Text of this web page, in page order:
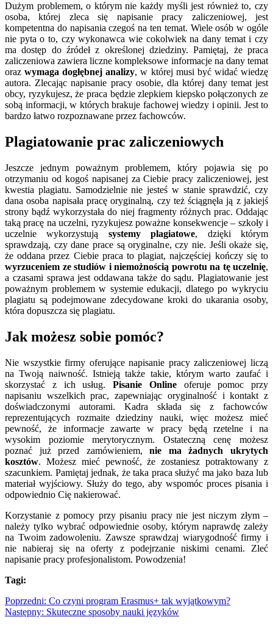
Dużym problemem, o którym nie każdy myśli jest również to, czy
osoba, której zleca się napisanie pracy zaliczeniowej, jest
kompetentna do napisania czegoś na ten temat. Wiele osób w ogóle
nie pyta o to, czy wykonawca wie cokolwiek na dany temat i czy
ma dostęp do źródeł z określonej dziedziny. Pamiętaj, że praca
zaliczeniowa zawiera liczne kompleksowe informacje na dany temat
orazwymaga dogłębnej analizy, w której musi być widać wiedzę
autora. Zlecając napisanie pracy osobie, dla której dany temat jest
obcy, ryzykujesz, że praca będzie zlepkiem kiepsko połączonych ze
sobą informacji, w których brakuje fachowej wiedzy i opinii. Jest to
bardzo łatwo rozpoznawane przez fachowców.
Plagiatowanie prac zaliczeniowych
Jeszcze jednym poważnym problemem, który pojawia się po
otrzymaniu od kogoś napisanej za Ciebie pracy zaliczeniowej, jest
kwestia plagiatu. Samodzielnie nie jesteś w stanie sprawdzić, czy
dana osoba napisała pracę oryginalną, czy też ściągnęła ją z jakiejś
strony bądź wykorzystała do niej fragmenty różnych prac. Oddając
taką pracę na uczelni, ryzykujesz poważne konsekwencje – szkoły i
uczelnie wykorzystują systemy plagiatowe, dzięki którym
sprawdzają, czy dane prace są oryginalne, czy nie. Jeśli okaże się,
że oddana przez Ciebie praca to plagiat, najczęściej kończy się to
wyrzuceniem ze studiów i niemożnością powrotu na tę uczelnię,
a czasami sprawa jest oddawana także do sądu. Plagiatowanie jest
poważnym problemem w systemie edukacji, dlatego po wykryciu
plagiatu są podejmowane zdecydowane kroki do ukarania osoby,
która dopuszcza się plagiatu.
Jak możesz sobie pomóc?
Nie wszystkie firmy oferujące napisanie pracy zaliczeniowej liczą
na Twoją naiwność. Istnieją także takie, którym warto zaufać i
skorzystać z ich usług. Pisanie Onlineoferuje pomoc przy
napisaniu wszelkich prac, zapewniając oryginalność i kontakt z
doświadczonymi autorami. Kadra składa się z fachowców
reprezentujących rozmaite dziedziny nauki, więc możesz mieć
pewność, że informacje zawarte w pracy będą rzetelne i na
wysokim poziomie merytorycznym. Ostateczną cenę możesz
poznać już przed zamówieniem,nie ma żadnych ukrytych
kosztów. Możesz mieć pewność, że zostaniesz potraktowany z
szacunkiem. Pamiętaj jednak, że taka praca służyć ma jako baza lub
materiał wyjściowy. Służy do tego, aby wspomóc proces pisania i
odpowiednio Cię nakierować.
Korzystanie z pomocy przy pisaniu pracy nie jest niczym złym –
należy tylko wybrać odpowiednie osoby, którym naprawdę zależy
na Twoim zadowoleniu. Zawsze sprawdzaj wiarygodność firmy i
nie nabieraj się na oferty z podejrzanie niskimi cenami. Zleć
napisanie pracy profesjonalistom. Powodzenia!
Tagi:
Poprzedni: Co czyni program Erasmus+ tak wyjątkowym?
Następny: Skuteczne sposoby nauki języków